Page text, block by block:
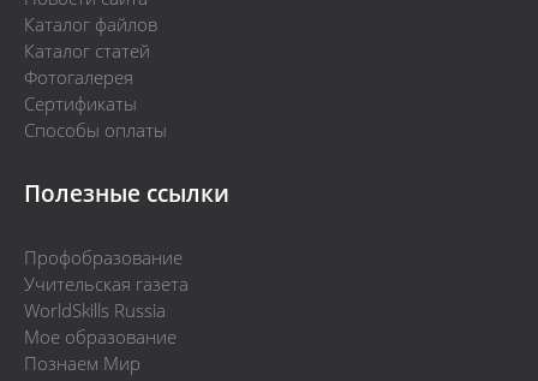
Каталог файлов
Каталог статей
Фотогалерея
Сертификаты
Способы оплаты
Полезные ссылки
Профобразование
Учительская газета
WorldSkills Russia
Мое образование
Познаем Мир